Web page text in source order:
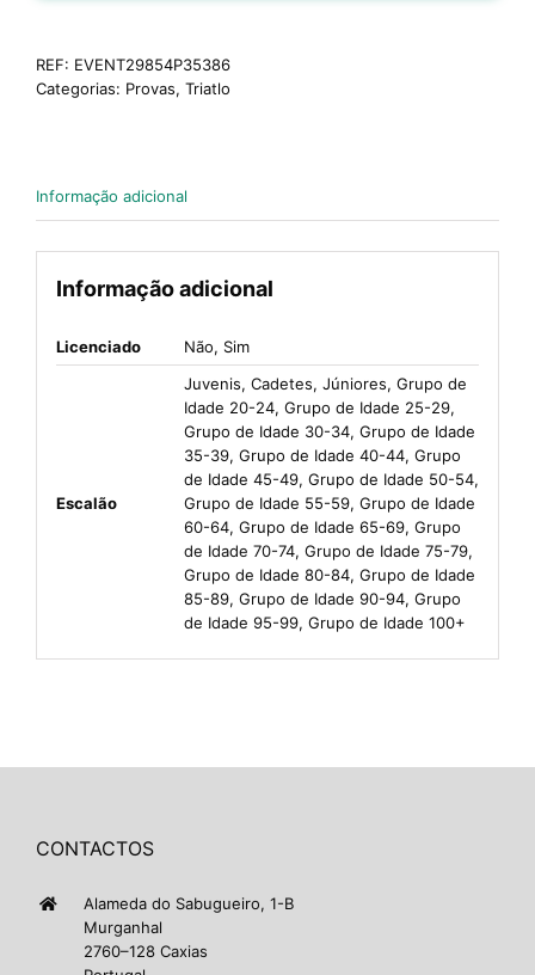
REF: EVENT29854P35386
Categorias: Provas, Triatlo
Informação adicional
Informação adicional
Licenciado Não, Sim
Escalão
Juvenis, Cadetes, Júniores, Grupo de
Idade 20-24, Grupo de Idade 25-29,
Grupo de Idade 30-34, Grupo de Idade
35-39, Grupo de Idade 40-44, Grupo
de Idade 45-49, Grupo de Idade 50-54,
Grupo de Idade 55-59, Grupo de Idade
60-64, Grupo de Idade 65-69, Grupo
de Idade 70-74, Grupo de Idade 75-79,
Grupo de Idade 80-84, Grupo de Idade
85-89, Grupo de Idade 90-94, Grupo
de Idade 95-99, Grupo de Idade 100+
CONTACTOS
Alameda do Sabugueiro, 1-B
Murganhal
2760–128 Caxias